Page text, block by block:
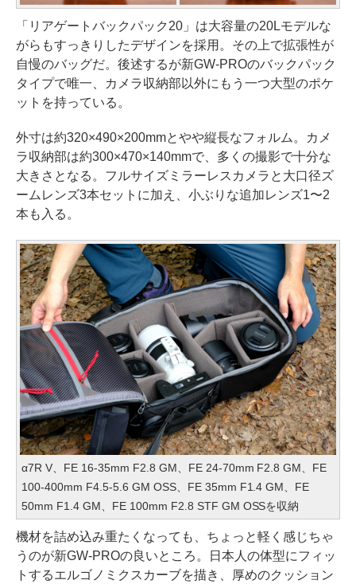
「リアゲートバックパック20」は大容量の20Lモデルな
がらもすっきりしたデザインを採用。その上で拡張性が
自慢のバッグだ。後述するが新GW-PROのバックパック
タイプで唯一、カメラ収納部以外にもう一つ大型のポケ
ットを持っている。
外寸は約320×490×200mmとやや縦長なフォルム。カメ
ラ収納部は約300×470×140mmで、多くの撮影で十分な
大きさとなる。フルサイズミラーレスカメラと大口径ズ
ームレンズ3本セットに加え、小ぶりな追加レンズ1〜2
本も入る。
α7R V、FE 16-35mm F2.8 GM、FE 24-70mm F2.8 GM、FE
100-400mm F4.5-5.6 GM OSS、FE 35mm F1.4 GM、FE
50mm F1.4 GM、FE 100mm F2.8 STF GM OSSを収納
機材を詰め込み重たくなっても、ちょっと軽く感じちゃ
うのが新GW-PROの良いところ。日本人の体型にフィッ
トするエルゴノミクスカーブを描き、厚めのクッション